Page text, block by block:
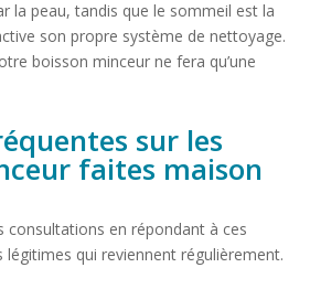
la peau, tandis que le sommeil est la
son propre système de nettoyage.
boisson minceur ne fera qu’une
sur les
faites maison
consultations en répondant à ces
qui reviennent régulièrement.